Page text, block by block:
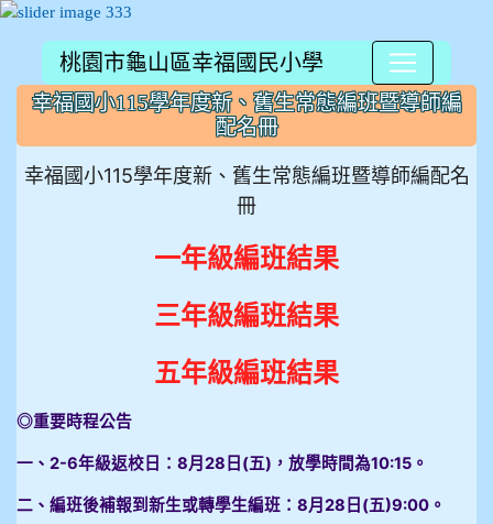
桃園市龜山區幸福國民小學
:::
幸福國小115學年度新、舊生常態編班暨導師編
配名冊
幸福國小115學年度新、舊生常態編班暨導師編配名
冊
一年級編班結果
三年級編班結果
五年級編班結果
◎重要時程公告
一、2-6年級返校日：8月28日(五)，放學時間為10:15。
二、編班後補報到新生或轉學生編班：8月28日(五)9:00。